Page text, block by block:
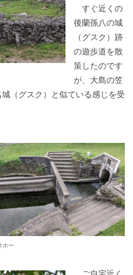
すぐ近くの
後蘭孫八の城
（グスク）跡
の遊歩道を散
策したのです
が、大島の笠
（グスク）と似ている感じを受
ホー